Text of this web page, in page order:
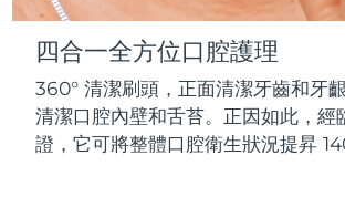
四合一全方位口腔護理
360° 清潔刷頭，正面清潔牙齒和牙
清潔口腔內壁和舌苔。正因如此，經
證，它可將整體口腔衛生狀況提昇
全部購買
日本
澤西島 預
哈薩克 預